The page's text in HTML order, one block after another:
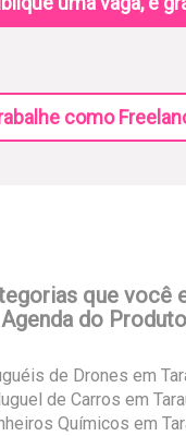
como
que você
Agenda do
de Drones em
de Carros em
Químicos em